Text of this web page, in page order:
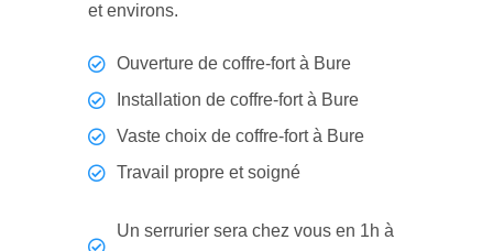
et environs.
Ouverture de coffre-fort à Bure
Installation de coffre-fort à Bure
Vaste choix de coffre-fort à Bure
Travail propre et soigné
Un serrurier sera chez vous en 1h à